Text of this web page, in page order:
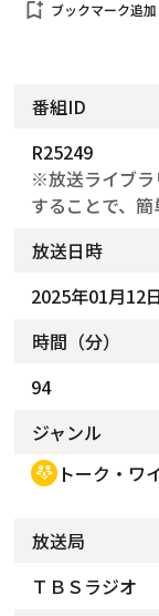
bookmark_add ブックマーク追加
番組ID
R25249
※放送ライブラ
することで、簡
放送日時
2025年01月12
時間（分）
94
ジャンル
adaptive_audio_mic トーク・ワ
放送局
ＴＢＳラジオ